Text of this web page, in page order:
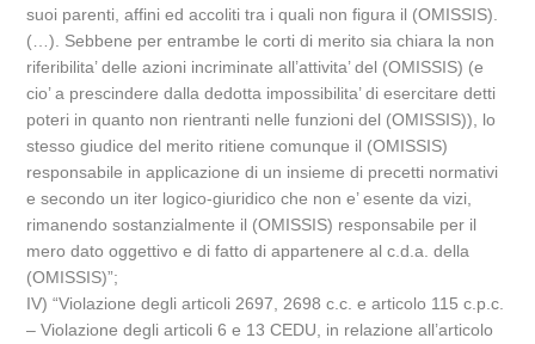
suoi parenti, affini ed accoliti tra i quali non figura il (OMISSIS).
(…). Sebbene per entrambe le corti di merito sia chiara la non
riferibilita’ delle azioni incriminate all’attivita’ del (OMISSIS) (e
cio’ a prescindere dalla dedotta impossibilita’ di esercitare detti
poteri in quanto non rientranti nelle funzioni del (OMISSIS)), lo
stesso giudice del merito ritiene comunque il (OMISSIS)
responsabile in applicazione di un insieme di precetti normativi
e secondo un iter logico-giuridico che non e’ esente da vizi,
rimanendo sostanzialmente il (OMISSIS) responsabile per il
mero dato oggettivo e di fatto di appartenere al c.d.a. della
(OMISSIS)”;
IV) “Violazione degli articoli 2697, 2698 c.c. e articolo 115 c.p.c.
– Violazione degli articoli 6 e 13 CEDU, in relazione all’articolo